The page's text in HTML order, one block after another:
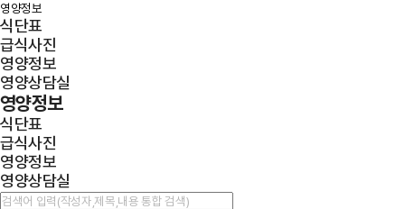
영양정보
식단표
급식사진
영양정보
영양상담실
영양정보
식단표
급식사진
영양정보
영양상담실